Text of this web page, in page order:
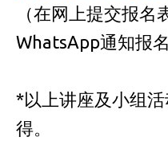
（在网上提交报名
WhatsApp通知报名
*以上讲座及小组
得。